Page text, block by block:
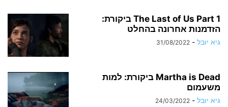
The Last of Us Part 1 ביקורת:
הזדמנות אחרונה בהחלט
גיא יובל -
31/08/2022
Martha is Dead ביקורת: למות
משעמום
גיא יובל -
24/03/2022